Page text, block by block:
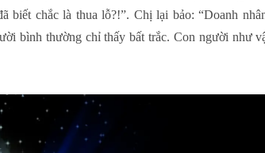
biết chắc là thua lỗ?!”. Chị lại bảo: “Doanh
bình thường chỉ thấy bất trắc. Con người như